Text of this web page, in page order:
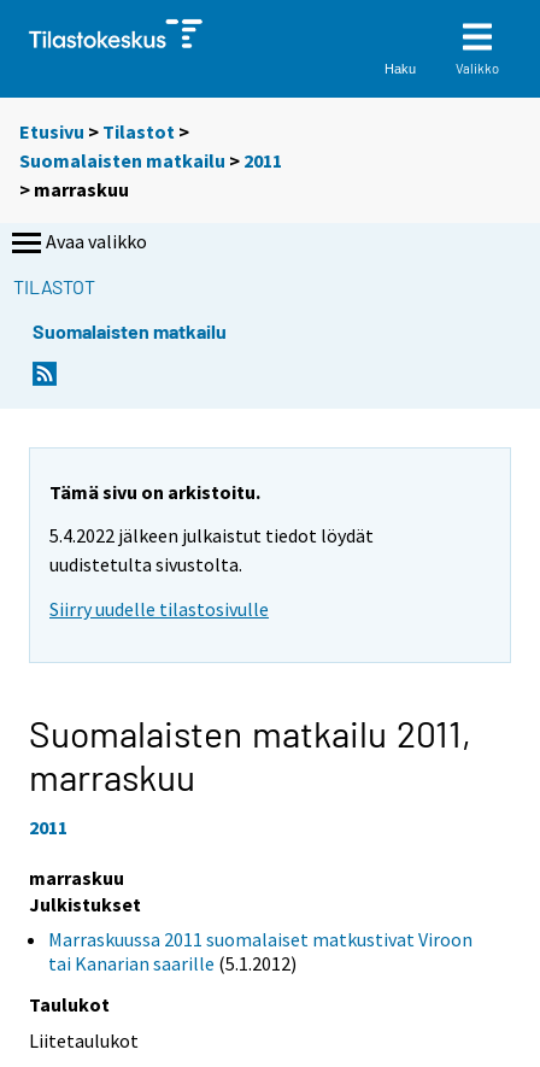
Haku Valikko
Etusivu > Tilastot >
Suomalaisten matkailu > 2011
> marraskuu
Avaa valikko
TILASTOT
Suomalaisten matkailu
Tämä sivu on arkistoitu.
5.4.2022 jälkeen julkaistut tiedot löydät
uudistetulta sivustolta.
Siirry uudelle tilastosivulle
Suomalaisten matkailu 2011,
marraskuu
2011
marraskuu
Julkistukset
Marraskuussa 2011 suomalaiset matkustivat Viroon
tai Kanarian saarille (5.1.2012)
Taulukot
Liitetaulukot